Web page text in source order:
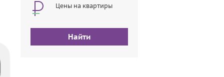
Цены на квартиры
Найти